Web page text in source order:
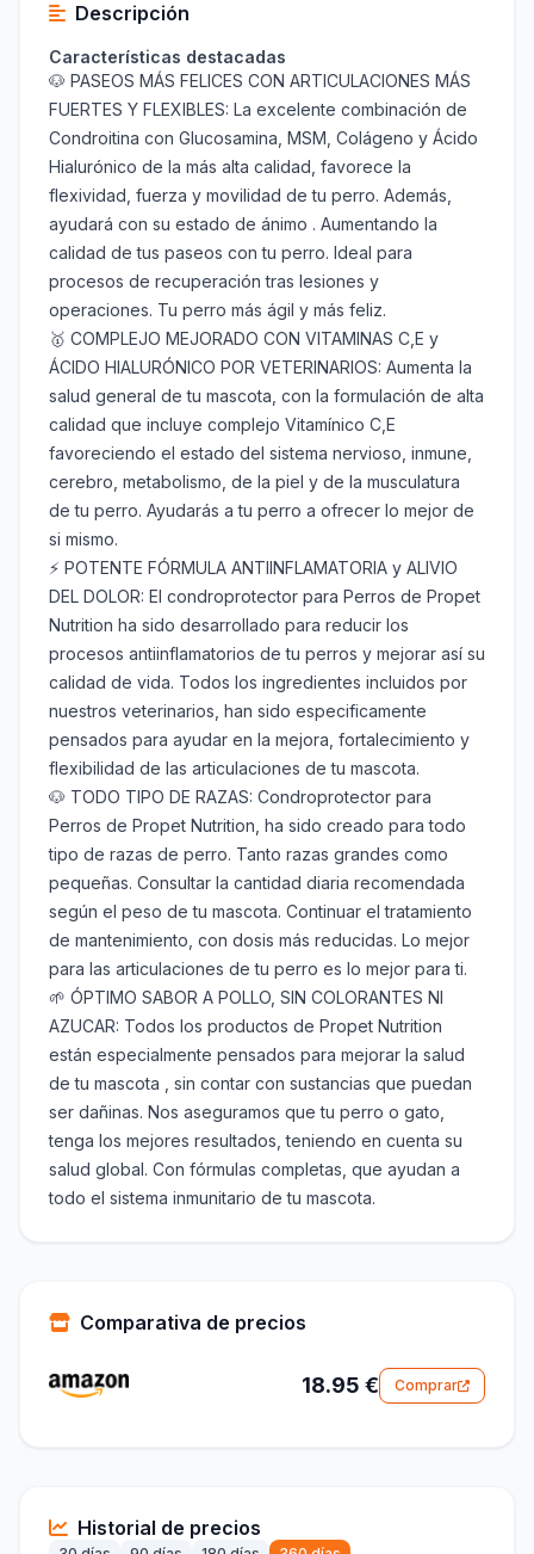
Descripción
Características destacadas
🐶 PASEOS MÁS FELICES CON ARTICULACIONES MÁS
FUERTES Y FLEXIBLES: La excelente combinación de
Condroitina con Glucosamina, MSM, Colágeno y Ácido
Hialurónico de la más alta calidad, favorece la
flexividad, fuerza y movilidad de tu perro. Además,
ayudará con su estado de ánimo . Aumentando la
calidad de tus paseos con tu perro. Ideal para
procesos de recuperación tras lesiones y
operaciones. Tu perro más ágil y más feliz.
🥇 COMPLEJO MEJORADO CON VITAMINAS C,E y
ÁCIDO HIALURÓNICO POR VETERINARIOS: Aumenta la
salud general de tu mascota, con la formulación de alta
calidad que incluye complejo Vitamínico C,E
favoreciendo el estado del sistema nervioso, inmune,
cerebro, metabolismo, de la piel y de la musculatura
de tu perro. Ayudarás a tu perro a ofrecer lo mejor de
si mismo.
⚡ POTENTE FÓRMULA ANTIINFLAMATORIA y ALIVIO
DEL DOLOR: El condroprotector para Perros de Propet
Nutrition ha sido desarrollado para reducir los
procesos antiinflamatorios de tu perros y mejorar así su
calidad de vida. Todos los ingredientes incluidos por
nuestros veterinarios, han sido especificamente
pensados para ayudar en la mejora, fortalecimiento y
flexibilidad de las articulaciones de tu mascota.
🐶 TODO TIPO DE RAZAS: Condroprotector para
Perros de Propet Nutrition, ha sido creado para todo
tipo de razas de perro. Tanto razas grandes como
pequeñas. Consultar la cantidad diaria recomendada
según el peso de tu mascota. Continuar el tratamiento
de mantenimiento, con dosis más reducidas. Lo mejor
para las articulaciones de tu perro es lo mejor para ti.
🌱 ÓPTIMO SABOR A POLLO, SIN COLORANTES NI
AZUCAR: Todos los productos de Propet Nutrition
están especialmente pensados para mejorar la salud
de tu mascota , sin contar con sustancias que puedan
ser dañinas. Nos aseguramos que tu perro o gato,
tenga los mejores resultados, teniendo en cuenta su
salud global. Con fórmulas completas, que ayudan a
todo el sistema inmunitario de tu mascota.
Comparativa de precios
18.95 € Comprar
Historial de precios